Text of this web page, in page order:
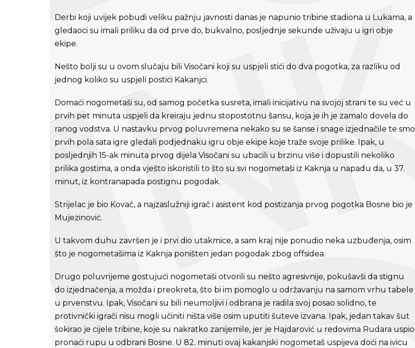
Derbi koji uvijek pobudi veliku pažnju javnosti danas je napunio tribine stadiona u Lukama, a
gledaoci su imali priliku da od prve do, bukvalno, posljednje sekunde uživaju u igri obje
ekipe.
Nešto bolji su u ovom slučaju bili Visočani koji su uspjeli stići do dva pogotka, za razliku od
jednog koliko su uspjeli postići Kakanjci.
Domaći nogometaši su, od samog početka susreta, imali inicijativu na svojoj strani te su već u
prvih pet minuta uspjeli da kreiraju jednu stopostotnu šansu, koja je ih je zamalo dovela do
ranog vodstva. U nastavku prvog poluvremena nekako su se šanse i snage izjednačile te smo
prvih pola sata igre gledali podjednaku igru obje ekipe koje traže svoje prilike. Ipak, u
posljednjih 15-ak minuta prvog dijela Visočani su ubacili u brzinu više i dopustili nekoliko
prilika gostima, a onda vješto iskoristili to što su svi nogometaši iz Kaknja u napadu da, u 37.
minut, iz kontranapada postignu pogodak.
Strijelac je bio Kovač, a najzaslužniji igrač i asistent kod postizanja prvog pogotka Bosne bio je
Mujezinović.
U takvom duhu završen je i prvi dio utakmice, a sam kraj nije ponudio neka uzbuđenja, osim
što je nogometašima iz Kaknja poništen jedan pogodak zbog offsidea.
Drugo poluvrijeme gostujući nogometaši otvorili su nešto agresivnije, pokušavši da stignu
do izjednačenja, a možda i preokreta, što bi im pomoglo u održavanju na samom vrhu tabele
u prvenstvu. Ipak, Visočani su bili neumoljivi i odbrana je radila svoj posao solidno, te
protivnički igrači nisu mogli učiniti ništa više osim uputiti šuteve izvana. Ipak, jedan takav šut
šokirao je cijele tribine, koje su nakratko zanijemile, jer je Hajdarović u redovima Rudara uspio
pronaći rupu u odbrani Bosne. U 82. minuti ovaj kakanjski nogometaš uspijeva doći na ivicu